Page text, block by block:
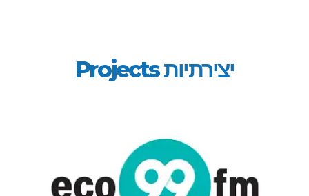
יצירתיות Projects